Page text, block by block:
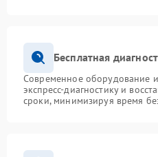
Бесплатная
Современное оборудование
экспресс-диагностику и
сроки, минимизируя время